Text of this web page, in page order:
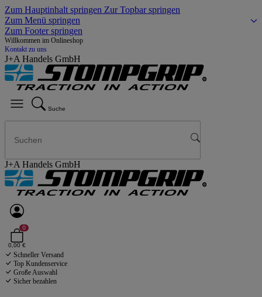
Zum Hauptinhalt springen Zur Topbar springen
Zum Menü springen
Zum Footer springen
Willkommen im Onlineshop
Kontakt zu uns
J+A Handels GmbH
Suche
J+A Handels GmbH
0
0,00 €
Schneller Versand
Top Kundenservice
Große Auswahl
Sicher bezahlen